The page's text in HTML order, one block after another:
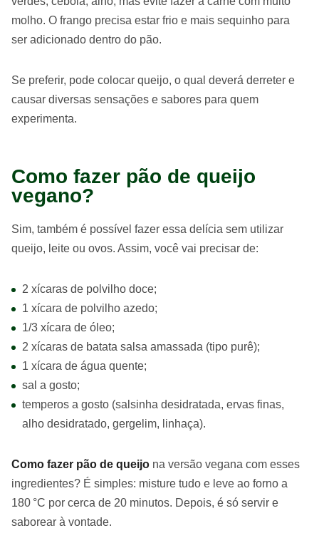
molho. O frango precisa estar frio e mais sequinho para
ser adicionado dentro do pão.
Se preferir, pode colocar queijo, o qual deverá derreter e
causar diversas sensações e sabores para quem
experimenta.
Como fazer pão de queijo
vegano?
Sim, também é possível fazer essa delícia sem utilizar
queijo, leite ou ovos. Assim, você vai precisar de:
2 xícaras de polvilho doce;
1 xícara de polvilho azedo;
1/3 xícara de óleo;
2 xícaras de batata salsa amassada (tipo purê);
1 xícara de água quente;
sal a gosto;
temperos a gosto (salsinha desidratada, ervas finas,
alho desidratado, gergelim, linhaça).
Como fazer pão de queijo na versão vegana com esses
ingredientes? É simples: misture tudo e leve ao forno a
180 °C por cerca de 20 minutos. Depois, é só servir e
saborear à vontade.